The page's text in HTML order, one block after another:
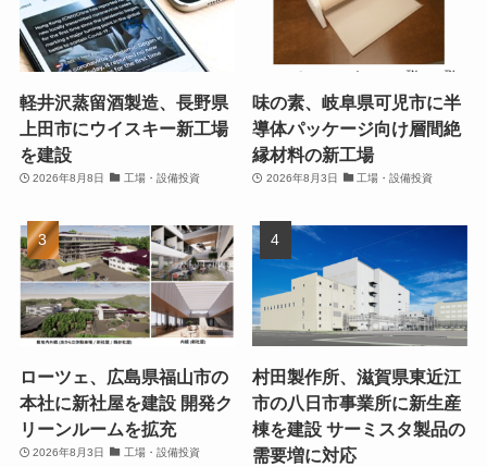
軽井沢蒸留酒製造、長野県
上田市にウイスキー新工場
を建設
2026年8月8日 工場・設備投資
味の素、岐阜県可児市に半
導体パッケージ向け層間絶
縁材料の新工場
2026年8月3日 工場・設備投資
ローツェ、広島県福山市の
本社に新社屋を建設 開発ク
リーンルームを拡充
2026年8月3日 工場・設備投資
村田製作所、滋賀県東近江
市の八日市事業所に新生産
棟を建設 サーミスタ製品の
需要増に対応